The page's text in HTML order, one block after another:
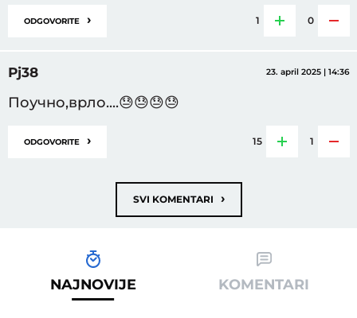
ODGOVORITE › 1 0
Рј38 23. april 2025 | 14:36
Поучно,врло....😓😓😓😓
ODGOVORITE › 15 1
SVI KOMENTARI ›
NAJNOVIJE KOMENTARI